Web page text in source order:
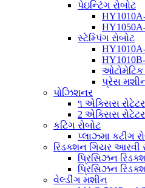
પેઇન્ટિંગ રોબોટ
સ્ટેમ્પિંગ રોબોટ
ઓટોમેટિક
પ્રેસ મશીન
પોઝિશનર
૧ એક્સિસ રોટેટર
2 એક્સિસ રોટેટર
કટિંગ રોબોટ
પ્લાઝ્મા કટીંગ
રિડક્શન ગિયર આરવી
પ્રિસિઝન
પ્રિસિઝન
વેલ્ડીંગ મશીન